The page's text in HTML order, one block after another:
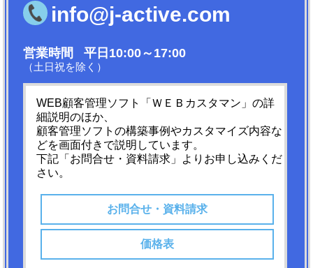
info@j-active.com
営業時間 平日10:00～17:00
（土日祝を除く）
WEB顧客管理ソフト「ＷＥＢカスタマン」の詳
細説明のほか、
顧客管理ソフトの構築事例やカスタマイズ内容な
どを画面付きで説明しています。
下記「お問合せ・資料請求」よりお申し込みくだ
さい。
お問合せ・資料請求
価格表